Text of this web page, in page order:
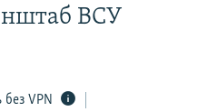
СОПРОТИВЛЕНИЯ
ВСУ
без VPN